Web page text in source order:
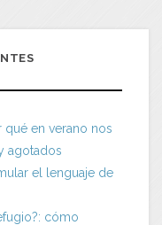
en verano nos
agotados
el lenguaje de
cómo